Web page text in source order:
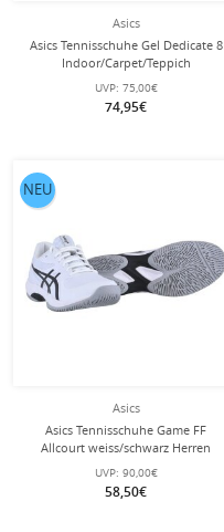
Asics
Asics Tennisschuhe Gel Dedicate 8
Indoor/Carpet/Teppich
cremeweiss/pink Damen
UVP: 75,00€
74,95€
Asics
Asics Tennisschuhe Game FF
Allcourt weiss/schwarz Herren
UVP: 90,00€
58,50€
NEU